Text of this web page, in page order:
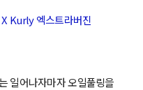
Kurly 엑스트라버진
일어나자마자 오일풀링을